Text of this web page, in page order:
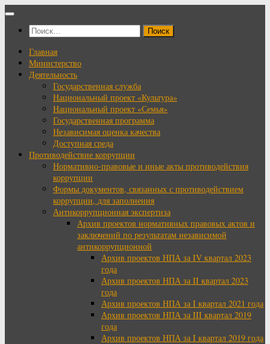
Перейти
содержимому
Найти:
Главная
Министерство
Деятельность
Государственная служба
Национальный проект «Культура»
Национальный проект «Семья»
Государственная программа
Независимая оценка качества
Доступная среда
Противодействие коррупции
Нормативно-правовые и иные акты противодействия
коррупции
Формы документов, связанных с противодействием
коррупции, для заполнения
Антикоррупционная экспертиза
Архив проектов нормативных правовых актов и
заключений по результатам независимой
антикоррупционной
Архив проектов НПА за IV квартал 2023
года
Архив проектов НПА за II квартал 2023
года
Архив проектов НПА за I квартал 2021 года
Архив проектов НПА за III квартал 2019
года
Архив проектов НПА за I квартал 2019 года